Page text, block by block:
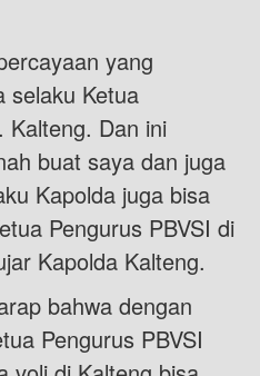
yang
selaku Ketua
Kalteng. Dan ini
buat saya dan juga
Kapolda juga bisa
Pengurus PBVSI di
Kapolda Kalteng.
bahwa dengan
Pengurus PBVSI